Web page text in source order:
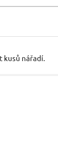
kusů nářadí.